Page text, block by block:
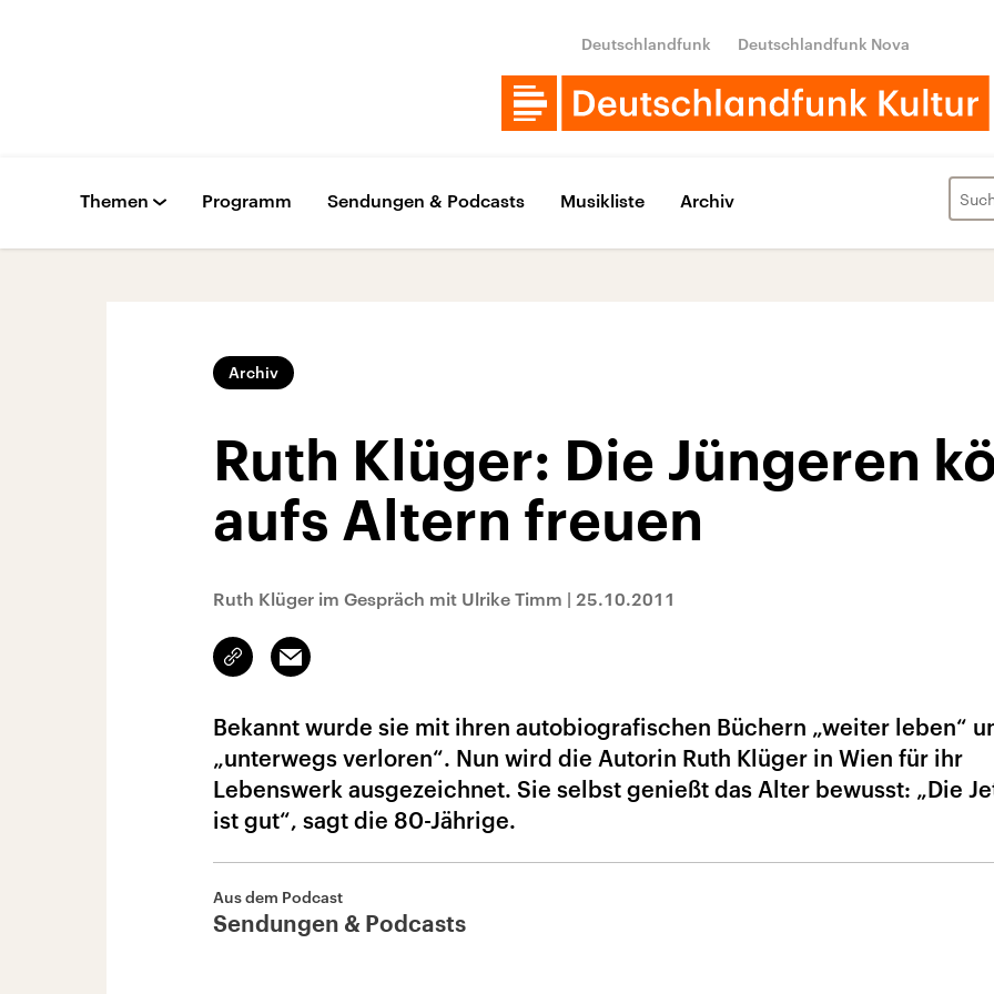
Deutschlandfunk Deutschlandfunk Nova
Themen Programm Sendungen & Podcasts Musikliste Archiv
Archiv
Ruth Klüger: Die Jüngeren
aufs Altern freuen
Ruth Klüger im Gespräch mit Ulrike Timm | 25.10.2011
Link
kopieren/teilen
Email
Bekannt wurde sie mit ihren autobiografischen Büchern „weiter leben“
„unterwegs verloren“. Nun wird die Autorin Ruth Klüger in Wien für ihr
Lebenswerk ausgezeichnet. Sie selbst genießt das Alter bewusst: „Die
ist gut“, sagt die 80-Jährige.
Aus dem Podcast
Sendungen & Podcasts